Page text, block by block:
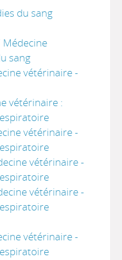
du sang
sang
vétérinaire -
vétérinaire :
vétérinaire -
vétérinaire -
vétérinaire -
vétérinaire -